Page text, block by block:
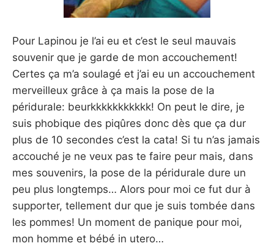
Pour Lapinou je l’ai eu et c’est le seul mauvais
souvenir que je garde de mon accouchement!
Certes ça m’a soulagé et j’ai eu un accouchement
merveilleux grâce à ça mais la pose de la
péridurale: beurkkkkkkkkkkk! On peut le dire, je
suis phobique des piqûres donc dès que ça dur
plus de 10 secondes c’est la cata! Si tu n’as jamais
accouché je ne veux pas te faire peur mais, dans
mes souvenirs, la pose de la péridurale dure un
peu plus longtemps… Alors pour moi ce fut dur à
supporter, tellement dur que je suis tombée dans
les pommes! Un moment de panique pour moi,
mon homme et bébé in utero…